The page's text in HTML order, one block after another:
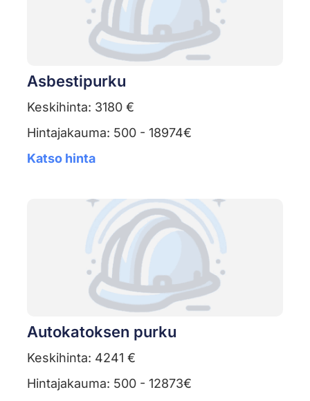
Asbestipurku
Keskihinta: 3180 €
Hintajakauma: 500 - 18974€
Katso hinta
Autokatoksen purku
Keskihinta: 4241 €
Hintajakauma: 500 - 12873€